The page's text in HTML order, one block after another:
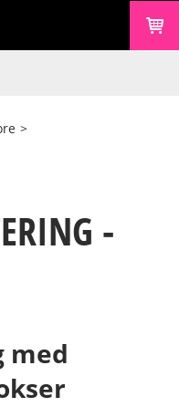
>
-
med